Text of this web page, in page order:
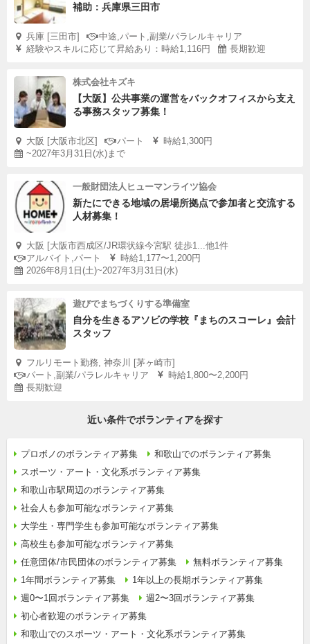
補助：兵庫県三田市
兵庫 [三田市]
中途,パート,副業/パラレルキャリア
経験やスキルに応じて昇給あり：時給1,116円
長期歓迎
株式会社キズキ
【大阪】公共事業の運営をバックオフィスから支え
る事務スタッフ募集！
大阪 [大阪市北区] パート
時給1,300円
~2027年3月31日(水)まで
一般財団法人ヒューマンライツ協会
新たにできる地域の居場所拠点で参加者と交流する
人材募集！
大阪 [大阪市西成区/JR環状線今宮駅 徒歩1...他1件
アルバイト,パート
時給1,177〜1,200円
2026年8月1日(土)~2027年3月31日(水)
遊びでまちづくりする準備室
自分を生きるアソビの学校『まちのスコーレ』会計
スタッフ
フルリモート勤務, 神奈川 [茅ヶ崎市]
パート,副業/パラレルキャリア
時給1,800〜2,200円
長期歓迎
近い条件でボランティアを探す
プロボノのボランティア募集
和歌山でのボランティア募集
スポーツ・アート・文化系ボランティア募集
和歌山市駅周辺のボランティア募集
社会人も参加可能なボランティア募集
大学生・専門学生も参加可能なボランティア募集
高校生も参加可能なボランティア募集
任意団体/市民団体のボランティア募集
無料ボランティア募集
1年間ボランティア募集
1年以上の長期ボランティア募集
週0〜1回ボランティア募集
週2〜3回ボランティア募集
初心者歓迎のボランティア募集
和歌山でのスポーツ・アート・文化系ボランティア募集